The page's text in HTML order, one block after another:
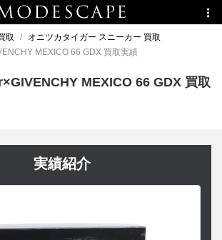
取
オニツカタイガー スニーカー 買取
MEXICO 66 GDX 買取実績
MEXICO 66 GDX 買取
実績紹介